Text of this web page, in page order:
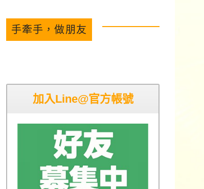
手牽手，做朋友
加入Line@官方帳號